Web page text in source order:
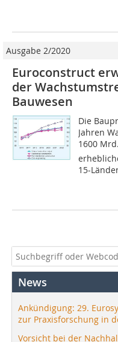
Ausgabe 2/2020
Euroconstruct
der
Bauwesen
Die
Jahren
1600
15-
News
Ankündigung: 29.
zur Praxisforschung in
Vorsicht bei der